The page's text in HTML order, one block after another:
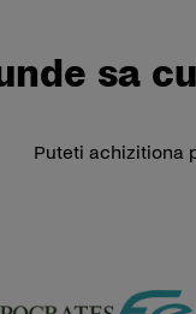
sa
Puteti achizitiona